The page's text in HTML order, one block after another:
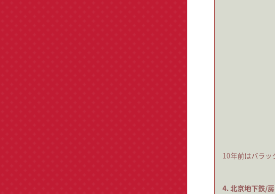
10年前はバラッ
4. 北京地下鉄/房